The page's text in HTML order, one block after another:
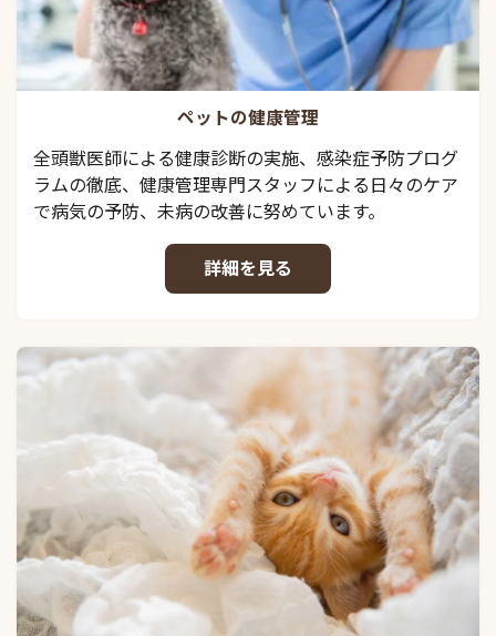
ペットの健康管理
全頭獣医師による健康診断の実施、感染症予防プログ
ラムの徹底、健康管理専門スタッフによる日々のケア
で病気の予防、未病の改善に努めています。
詳細を見る